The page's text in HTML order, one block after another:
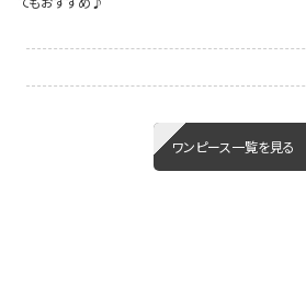
スタッフコーディネート
ワンピース一覧を見